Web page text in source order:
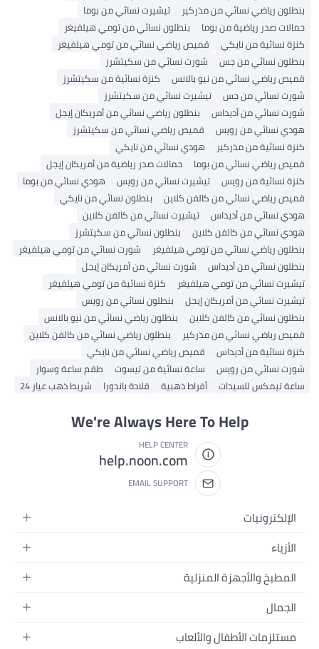
بنطلون رياضي نسائي من مذركير
تيشيرت نسائي من بوما
حمالات صدر رياضية من بوما
بنطلون نسائي من تومي هيلفيغر
كنزة نسائية من نايكي
قميص رياضي نسائي من تومي هيلفيغر
بنطلون نسائي من جس
شورت نسائي من سكيتشرز
قميص رياضي نسائي من نيو بالانس
كنزة نسائية من سكيتشرز
شورت نسائي من جس
تيشيرت نسائي من سكيتشرز
شورت نسائي من أديداس
بنطلون رياضي نسائي من أمريكان إيجل
هودي نسائي من رويس
قميص رياضي نسائي من سكيتشرز
كنزة نسائية من مذركير
هودي نسائي من نايكي
قميص رياضي نسائي من بوما
حمالات صدر رياضية من أمريكان إيجل
كنزة نسائية من رويس
تيشيرت نسائي من رويس
هودي نسائي من بوما
قميص رياضي نسائي من كالفن كلاين
بنطلون نسائي من نايكي
هودي نسائي من أديداس
تيشيرت نسائي من كالفن كلاين
هودي نسائي من كالفن كلاين
بنطلون نسائي من سكيتشرز
بنطلون رياضي نسائي من تومي هيلفيغر
شورت نسائي من تومي هيلفيغر
بنطلون نسائي من أديداس
شورت نسائي من أمريكان إيجل
تيشيرت نسائي من تومي هيلفيغر
كنزة نسائية من تومي هيلفيغر
تيشيرت نسائي من أمريكان إيجل
بنطلون نسائي من رويس
بنطلون نسائي من كالفن كلاين
بنطلون رياضي نسائي من نيو بالانس
قميص رياضي نسائي من مذركير
بنطلون رياضي نسائي من كالفن كلاين
كنزة نسائية من أديداس
قميص رياضي نسائي من نايكي
شورت نسائي من رويس
ساعة نسائية من تيسوت
طقم ساعة وسوار
ساعة تيمكس للسيدات
أقراط ذهبية قلادة باندورا شريط ذهب عيار 24
We're Always Here To Help
HELP CENTER
help.noon.com
EMAIL SUPPORT
الإلكترونيات
الجوالات
اللابتوبات
الأجهزة المنزلية
الأزياء
أزياء نسائية
أزياء البنات
أزياء الأولاد
المطبخ والأجهزة المنزلية
الحمام
المطبخ والسفرة
الجمال
العطور
مستلزمات الأطفال والألعاب